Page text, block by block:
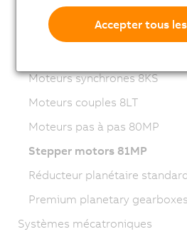
Moteurs synchrones 8LSN
Moteurs synchrones 8JSA
Moteurs synchrones 8KS
Moteurs couples 8LT
Moteurs pas à pas 80MP
Stepper motors 81MP
Réducteur planétaire
Premium planetary
Systèmes mécatroniques
Accepter tous